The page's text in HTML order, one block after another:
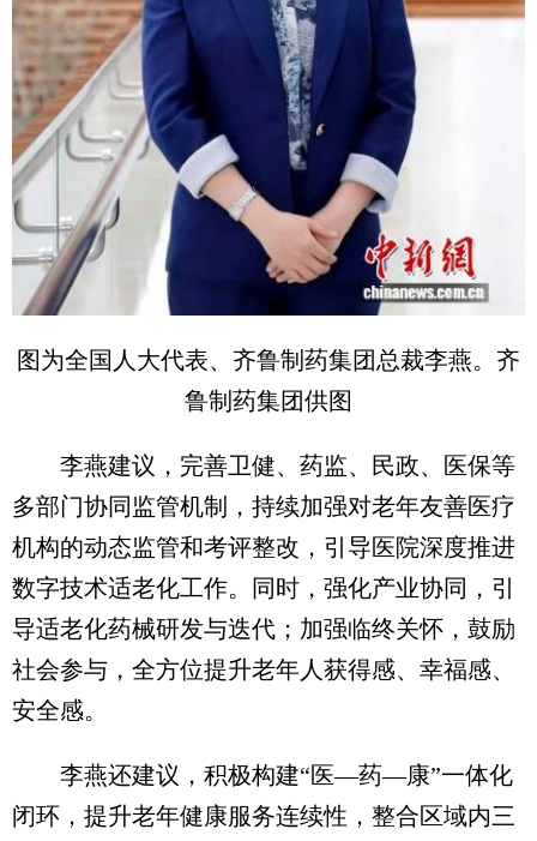
图为全国人大代表、齐鲁制药集团总裁李燕。齐
鲁制药集团供图
李燕建议，完善卫健、药监、民政、医保等
多部门协同监管机制，持续加强对老年友善医疗
机构的动态监管和考评整改，引导医院深度推进
数字技术适老化工作。同时，强化产业协同，引
导适老化药械研发与迭代；加强临终关怀，鼓励
社会参与，全方位提升老年人获得感、幸福感、
安全感。
李燕还建议，积极构建“医—药—康”一体化
闭环，提升老年健康服务连续性，整合区域内三